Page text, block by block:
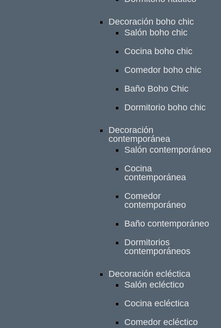
Decoración boho chic
Salón boho chic
Cocina boho chic
Comedor boho chic
Baño Boho Chic
Dormitorio boho chic
Decoración
contemporánea
Salón contemporáneo
Cocina
contemporánea
Comedor
contemporáneo
Baño contemporáneo
Dormitorios
contemporáneos
Decoración ecléctica
Salón ecléctico
Cocina ecléctica
Comedor ecléctico